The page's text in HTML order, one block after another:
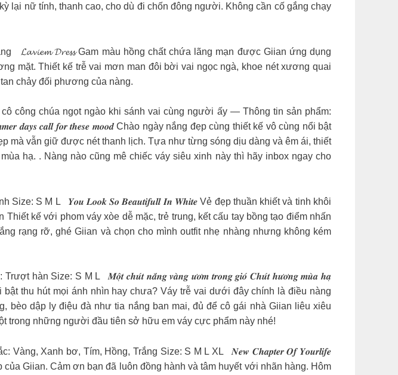
lại nữ tính, thanh cao, cho dù đi chốn đông người. Không cần cố gắng chạy
𝓛𝓪𝓿𝓲𝓮𝓶 𝓓𝓻𝓮𝓼𝓼 Gam màu hồng chất chứa lãng mạn được Giian ứng dụng
mặt. Thiết kế trễ vai mơn man đôi bời vai ngọc ngà, khoe nét xương quai
chảy đối phương của nàng.
công chúa ngọt ngào khi sánh vai cùng người ấy — Thông tin sản phẩm:
𝒅𝒂𝒚𝒔 𝒄𝒂𝒍𝒍 𝒇𝒐𝒓 𝒕𝒉𝒆𝒔𝒆 𝒎𝒐𝒐𝒅 Chào ngày nắng đẹp cùng thiết kế vô cùng nổi bật
mà vẫn giữ được nét thanh lịch. Tựa như từng sóng dịu dàng và êm ái, thiết
hạ. . Nàng nào cũng mê chiếc váy siêu xinh này thì hãy inbox ngay cho
Size: S M L
𝒀𝒐𝒖 𝑳𝒐𝒐𝒌 𝑺𝒐 𝑩𝒆𝒂𝒖𝒕𝒊𝒇𝒖𝒍𝒍 𝑰𝒏 𝑾𝒉𝒊𝒕𝒆 Vẻ đẹp thuần khiết và tinh khôi
kế với phom váy xòe dễ mặc, trẻ trung, kết cấu tay bồng tạo điểm nhấn
rạng rỡ, ghé Giian và chọn cho mình outfit nhẹ nhàng nhưng không kém
Trượt hàn Size: S M L
𝑴𝒐̣̂𝒕 𝒄𝒉𝒖́𝒕 𝒏𝒂̆́𝒏𝒈 𝒗𝒂̀𝒏𝒈 𝒖̛𝒐̛𝒎 𝒕𝒓𝒐𝒏𝒈 𝒈𝒊𝒐́ 𝑪𝒉𝒖́𝒕 𝒉𝒖̛𝒐̛𝒏𝒈 𝒎𝒖̀𝒂 𝒉𝒂̣
thu hút mọi ánh nhìn hay chưa? Váy trễ vai dưới đây chính là điều nàng
bèo dập ly điệu đà như tia nắng ban mai, đủ để cô gái nhà Giian liêu xiêu
trong những người đầu tiên sở hữu em váy cực phẩm này nhé!
Vàng, Xanh bơ, Tím, Hồng, Trắng Size: S M L XL
𝑵𝒆𝒘 𝑪𝒉𝒂𝒑𝒕𝒆𝒓 𝑶𝒇 𝒀𝒐𝒖𝒓𝒍𝒊𝒇𝒆
Giian. Cảm ơn bạn đã luôn đồng hành và tâm huyết với nhãn hàng. Hôm